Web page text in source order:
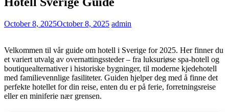
October 8, 2025October 8, 2025 admin
Velkommen til vår guide om hotell i Sverige for 2025. Her finner du
et variert utvalg av overnattingssteder – fra luksuriøse spa-hotell og
boutiquealternativer i historiske bygninger, til moderne kjedehotell
med familievennlige fasiliteter. Guiden hjelper deg med å finne det
perfekte hotellet for din reise, enten du er på ferie, forretningsreise
eller en miniferie nær grensen.